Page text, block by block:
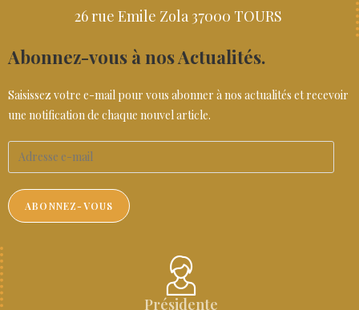
26 rue Emile Zola 37000 TOURS
Abonnez-vous à nos Actualités.
Saisissez votre e-mail pour vous abonner à nos actualités et recevoir
une notification de chaque nouvel article.
ABONNEZ-VOUS
Présidente